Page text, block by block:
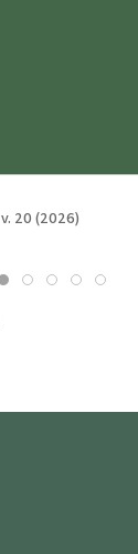
v. 20 (2026)